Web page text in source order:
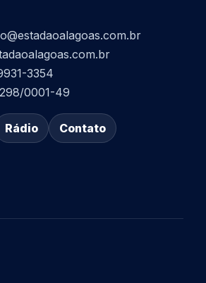
3354
0001-49
Rádio Contato